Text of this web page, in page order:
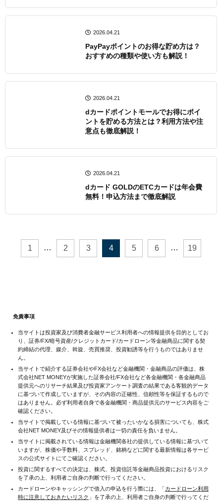
2026.04.21
PayPayポイントのお得な貯め方は？
おすすめの種類や使い方も解説！
2026.04.21
dカードポイントモールでお得にポイ
ントを貯める方法とは？利用方法や注
意点も徹底解説！
2026.04.21
dカード GOLDのETCカードは年会費
無料！申込方法まで徹底解説
1 … 2 3 4 5 6 … 19
免責事項
当サイトは投資家及び消費者金融サービス利用者への情報提供を目的としてお
り、証券/FX/暗号資産/クレジットカード/カードローン等金融商品に関する契
約締結の代理、媒介、斡旋、売買推奨、投資勧誘等を行うものではありませ
ん。
当サイトで紹介する証券会社やFX会社など金融機関・金融商品の評価は、株
式会社NET MONEYが実施した証券会社/FX会社など各金融機関・各金融商品
提供元へのリサーチ結果及び投資家アンケート調査の結果である客観的データ
に基づいて作成していますが、その内容の正確性、信頼性等を保証するもので
はありません。必ず利用者自身で各金融機関・商品提供元のサービス内容をご
確認ください。
当サイトで掲載している情報に基づいて被ったいかなる損害についても、株式
会社NET MONEY及びその情報提供者は一切の責任を負いません。
当サイトに掲載されている情報は金融機関各社の提供している情報に基づいて
いますが、株価や手数料、スプレッド、銘柄などに関する最新情報は各サービ
スの公式サイトにてご確認ください。
投資に関するすべての決定は、株式、投資信託等金融商品投資におけるリスク
を了承の上、利用者ご自身の判断で行ってください。
カードローンやキャッシングで借入の申込を行う際には、「カードローン利用
時に注意しておきたいリスク 」を了承の上、利用者ご自身の判断で行ってくだ